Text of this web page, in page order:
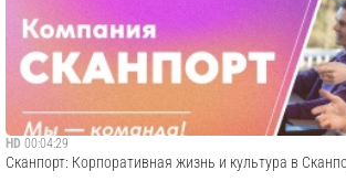
HD 00:04:29
Сканпорт: Корпоративная жизнь и культура в